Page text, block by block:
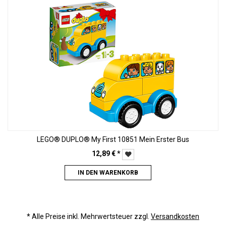
LEGO® DUPLO® My First 10851 Mein Erster Bus
12,89€*
IN DEN WARENKORB
* Alle Preise inkl. Mehrwertsteuer zzgl. Versandkosten